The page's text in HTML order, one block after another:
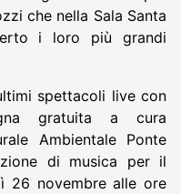
che nella Sala Santa
i loro più grandi
spettacoli live con
gratuita a cura
Ambientale Ponte
di musica per il
26 novembre alle ore